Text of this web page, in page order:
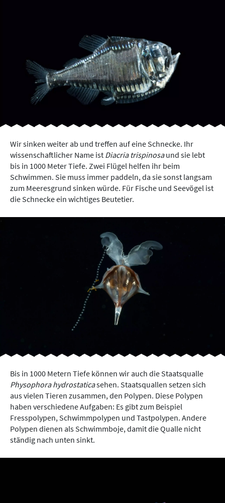
Wir sinken weiter ab und treffen auf eine Schnecke. Ihr
wissenschaftlicher Name ist Diacria trispinosaund sie lebt
bis in 1000 Meter Tiefe. Zwei Flügel helfen ihr beim
Schwimmen. Sie muss immer paddeln, da sie sonst langsam
zum Meeresgrund sinken würde. Für Fische und Seevögel ist
die Schnecke ein wichtiges Beutetier.
Bis in 1000 Metern Tiefe können wir auch die Staatsqualle
Physophora hydrostaticasehen. Staatsquallen setzen sich
aus vielen Tieren zusammen, den Polypen. Diese Polypen
haben verschiedene Aufgaben: Es gibt zum Beispiel
Fresspolypen, Schwimmpolypen und Tastpolypen. Andere
Polypen dienen als Schwimmboje, damit die Qualle nicht
ständig nach unten sinkt.